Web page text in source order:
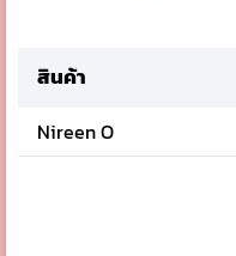
สินค้า
Nireen O